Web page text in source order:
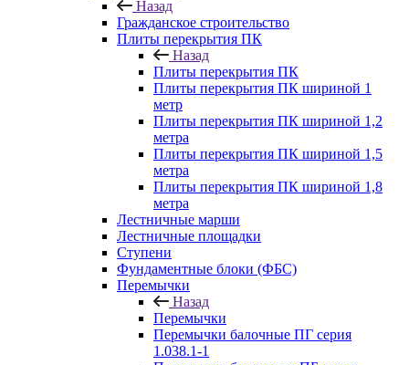
Назад
Гражданское строительство
Плиты перекрытия ПК
Назад
Плиты перекрытия ПК
Плиты перекрытия ПК шириной 1
метр
Плиты перекрытия ПК шириной 1,2
метра
Плиты перекрытия ПК шириной 1,5
метра
Плиты перекрытия ПК шириной 1,8
метра
Лестничные марши
Лестничные площадки
Ступени
Фундаментные блоки (ФБС)
Перемычки
Назад
Перемычки
Перемычки балочные ПГ серия
1.038.1-1